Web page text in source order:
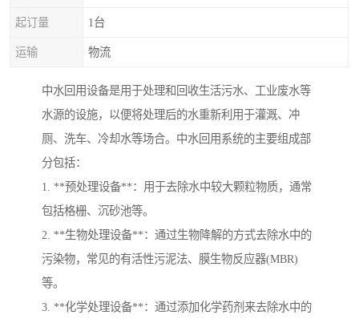
起订量 1台
运输 物流
中水回用设备是用于处理和回收生活污水、工业废水等
水源的设施，以便将处理后的水重新利用于灌溉、冲
厕、洗车、冷却水等场合。中水回用系统的主要组成部
分包括：
1. **预处理设备**：用于去除水中较大颗粒物质，通常
包括格栅、沉砂池等。
2. **生物处理设备**：通过生物降解的方式去除水中的
污染物，常见的有活性污泥法、膜生物反应器(MBR)
等。
3. **化学处理设备**：通过添加化学药剂来去除水中的